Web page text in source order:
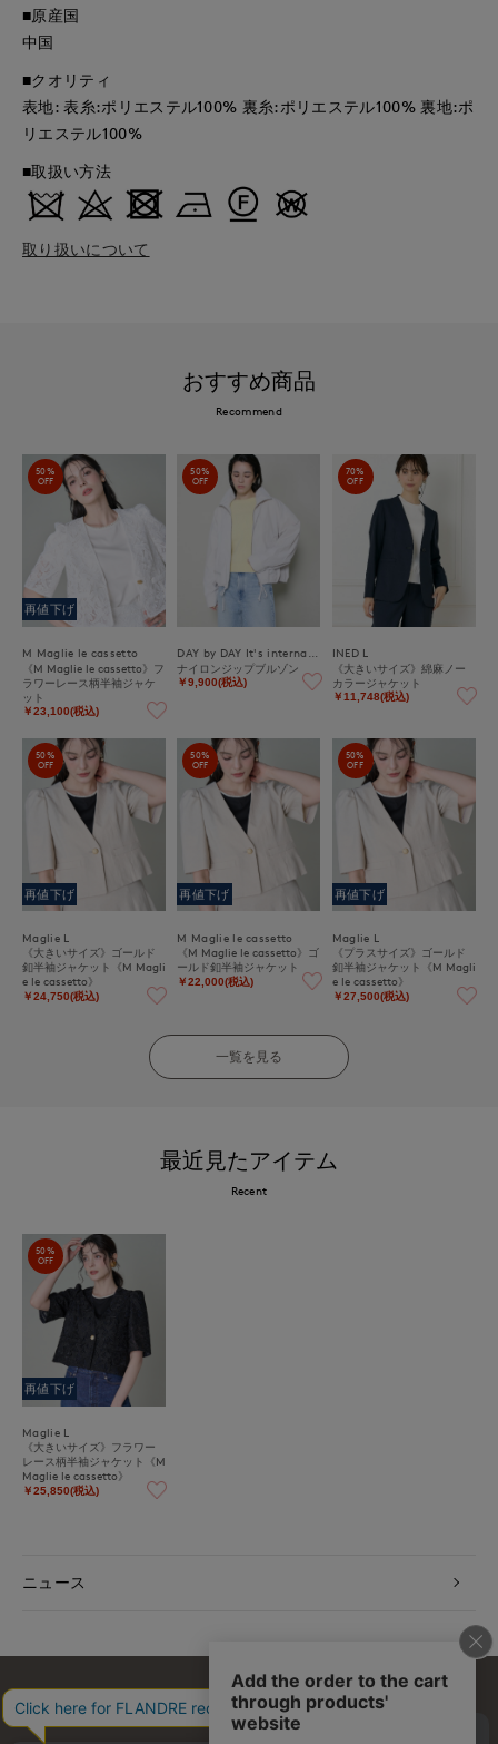
■原産国
中国
■クオリティ
表地: 表糸:ポリエステル100% 裏糸:ポリエステル100% 裏地:ポ
リエステル100%
■取扱い方法
取り扱いについて
おすすめ商品
Recommend
50%
OFF
再値下げ
M Maglie le cassetto
《M Maglie le cassetto》フ
ラワーレース柄半袖ジャケ
ット
￥23,100(税込)
50%
OFF
ナイロンジップブルゾン
￥9,900(税込)
70%
OFF
INED L
《大きいサイズ》綿麻ノー
カラージャケット
￥11,748(税込)
50%
OFF
再値下げ
Maglie L
《大きいサイズ》ゴールド
釦半袖ジャケット《M Magli
e le cassetto》
￥24,750(税込)
50%
OFF
再値下げ
M Maglie le cassetto
《M Maglie le cassetto》ゴ
ールド釦半袖ジャケット
￥22,000(税込)
50%
OFF
再値下げ
Maglie L
《プラスサイズ》ゴールド
釦半袖ジャケット《M Magli
e le cassetto》
￥27,500(税込)
一覧を見る
最近見たアイテム
Recent
50%
OFF
再値下げ
Maglie L
《大きいサイズ》フラワー
レース柄半袖ジャケット《M
Maglie le cassetto》
￥25,850(税込)
ニュース